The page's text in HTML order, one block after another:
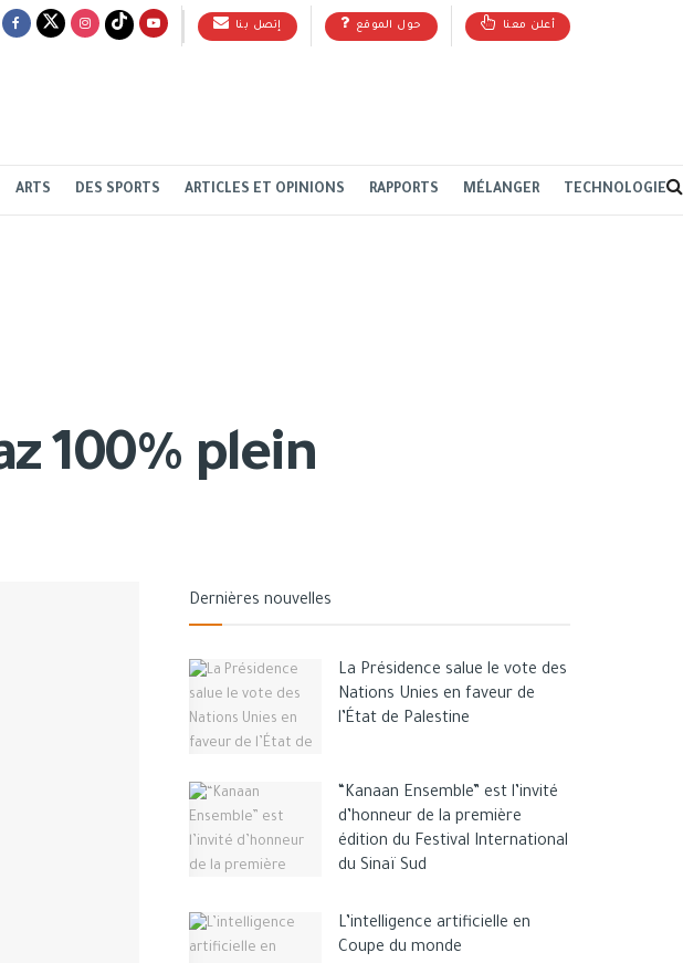
إتصل بنا حول الموقع أعلن معنا
ARTS DES SPORTS ARTICLES ET OPINIONS RAPPORTS MÉLANGER TECHNOLOGIE
100% plein
Dernières nouvelles
La Présidence salue le vote des
Nations Unies en faveur de
l’État de Palestine
“Kanaan Ensemble” est l’invité
d’honneur de la première
édition du Festival International
du Sinaï Sud
L’intelligence artificielle en
Coupe du monde